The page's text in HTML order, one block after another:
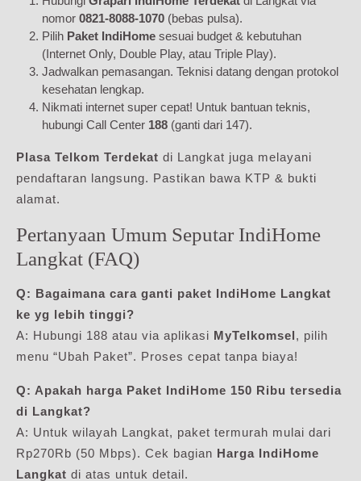
nomor 0821-8088-1070 (bebas pulsa).
Pilih Paket IndiHome sesuai budget & kebutuhan
(Internet Only, Double Play, atau Triple Play).
Jadwalkan pemasangan. Teknisi datang dengan protokol
kesehatan lengkap.
Nikmati internet super cepat! Untuk bantuan teknis,
hubungi Call Center 188 (ganti dari 147).
Plasa Telkom Terdekat di Langkat juga melayani
pendaftaran langsung. Pastikan bawa KTP & bukti
alamat.
Pertanyaan Umum Seputar IndiHome
Langkat (FAQ)
Q: Bagaimana cara ganti paket IndiHome Langkat
ke yg lebih tinggi?
A: Hubungi 188 atau via aplikasi MyTelkomsel, pilih
menu “Ubah Paket”. Proses cepat tanpa biaya!
Q: Apakah harga Paket IndiHome 150 Ribu tersedia
di Langkat?
A: Untuk wilayah Langkat, paket termurah mulai dari
Rp270Rb (50 Mbps). Cek bagian Harga IndiHome
Langkat di atas untuk detail.